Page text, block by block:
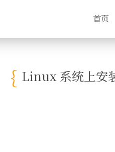
首页
Linux 系统上安